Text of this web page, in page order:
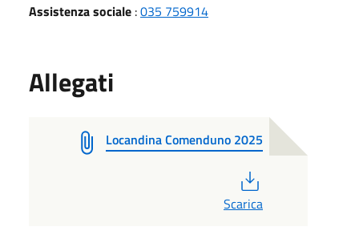
Assistenza sociale :035 759914
Allegati
Locandina Comenduno 2025
Scarica